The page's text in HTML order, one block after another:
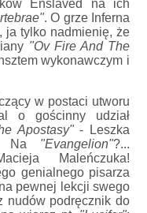
Enslaved na ich
. O grze Inferna
ja tylko nadmienię, że
"Ov Fire And The
wykonawczym i
w postaci utworu
o gościnny udział
Apostasy"- Leszka
Na "Evangelion"?...
Maleńczuka!
genialnego pisarza
pewnej lekcji swego
nudów podręcznik do